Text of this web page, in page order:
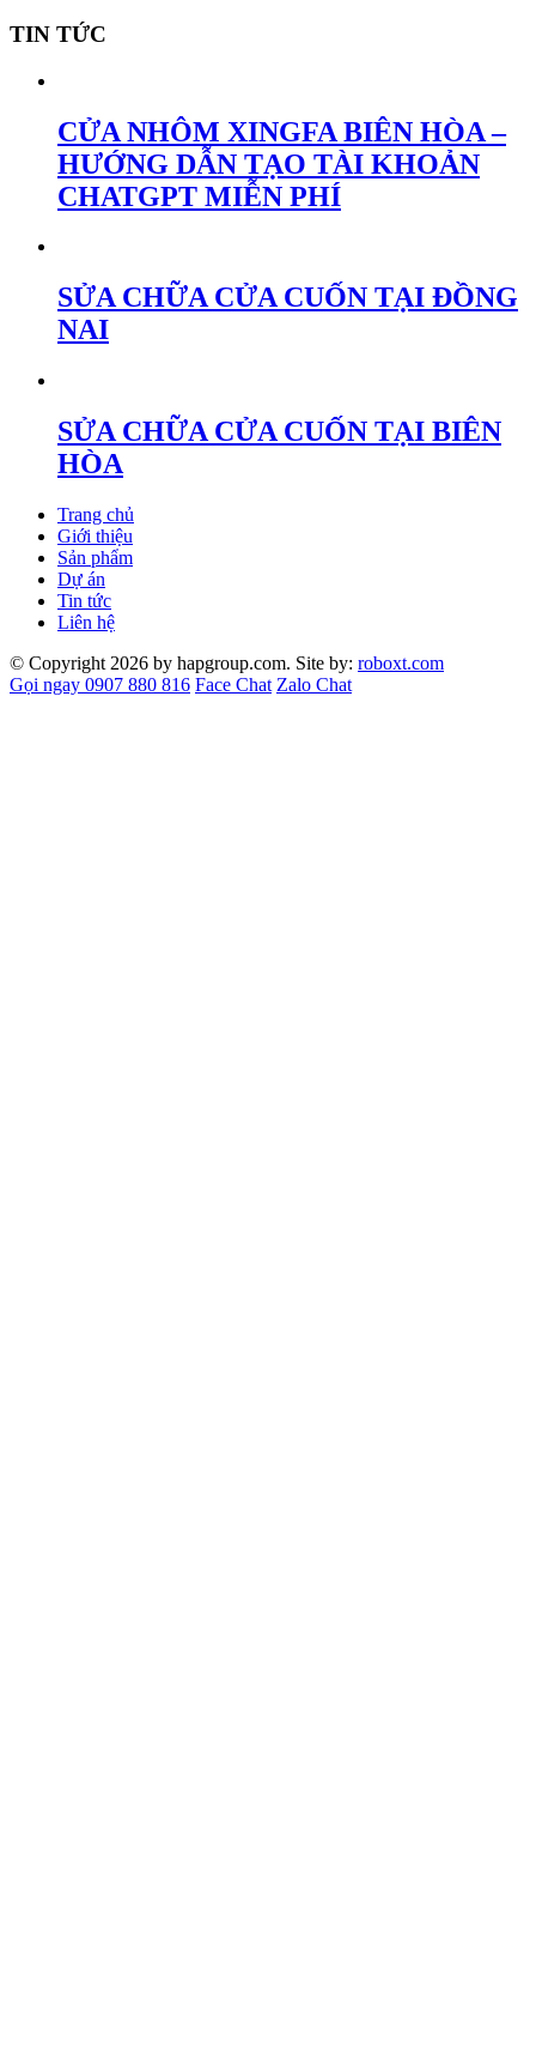
TIN TỨC
CỬA NHÔM XINGFA BIÊN HÒA –
HƯỚNG DẪN TẠO TÀI KHOẢN
CHATGPT MIỄN PHÍ
SỬA CHỮA CỬA CUỐN TẠI ĐỒNG
NAI
SỬA CHỮA CỬA CUỐN TẠI BIÊN
HÒA
Trang chủ
Giới thiệu
Sản phẩm
Dự án
Tin tức
Liên hệ
© Copyright 2026 by hapgroup.com. Site by: roboxt.com
Gọi ngay 0907 880 816 Face Chat Zalo Chat